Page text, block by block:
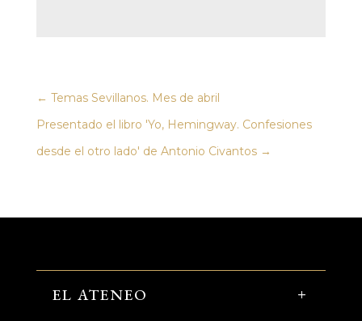
← Temas Sevillanos. Mes de abril
Presentado el libro 'Yo, Hemingway. Confesiones
desde el otro lado' de Antonio Civantos→
EL ATENEO